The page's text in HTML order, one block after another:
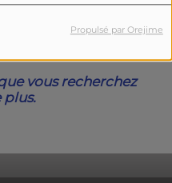
Propulsé par Orejime
avez
erreur.
vous recherchez
plus.